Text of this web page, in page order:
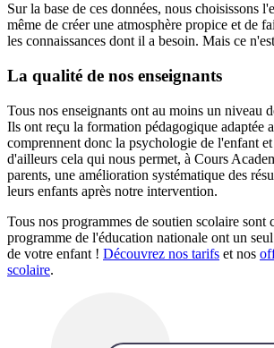
Sur la base de ces données, nous choisissons
même de créer une atmosphère propice et de
les connaissances dont il a besoin. Mais ce
La qualité de nos enseignants
Tous nos enseignants ont au moins un niveau
Ils ont reçu la formation pédagogique adaptée
comprennent donc la psychologie de l'enfant
d'ailleurs cela qui nous permet, à Cours
parents, une amélioration systématique des
leurs enfants après notre intervention.
Tous nos programmes de soutien scolaire sont
programme de l'éducation nationale ont un
de votre enfant ! Découvrez nos tarifs et nos
scolaire.